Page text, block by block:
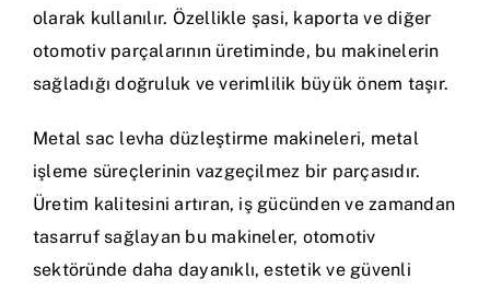
olarak kullanılır. Özellikle şasi, kaporta ve diğer
otomotiv parçalarının üretiminde, bu makinelerin
sağladığı doğruluk ve verimlilik büyük önem taşır.
Metal sac levha düzleştirme makineleri, metal
işleme süreçlerinin vazgeçilmez bir parçasıdır.
Üretim kalitesini artıran, iş gücünden ve zamandan
tasarruf sağlayan bu makineler, otomotiv
sektöründe daha dayanıklı, estetik ve güvenli